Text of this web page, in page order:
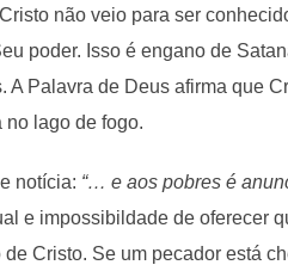
não veio para ser
poder. Isso é engano de
A Palavra de Deus afirma que
no lago de fogo.
notícia: “… e aos pobres é
e impossibildade de oferecer
Cristo. Se um pecador está